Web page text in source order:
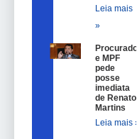
Leia mais
»
Procurador
e MPF
pede
posse
imediata
de Renato
Martins
Leia mais »